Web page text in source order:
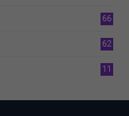
66
62
11